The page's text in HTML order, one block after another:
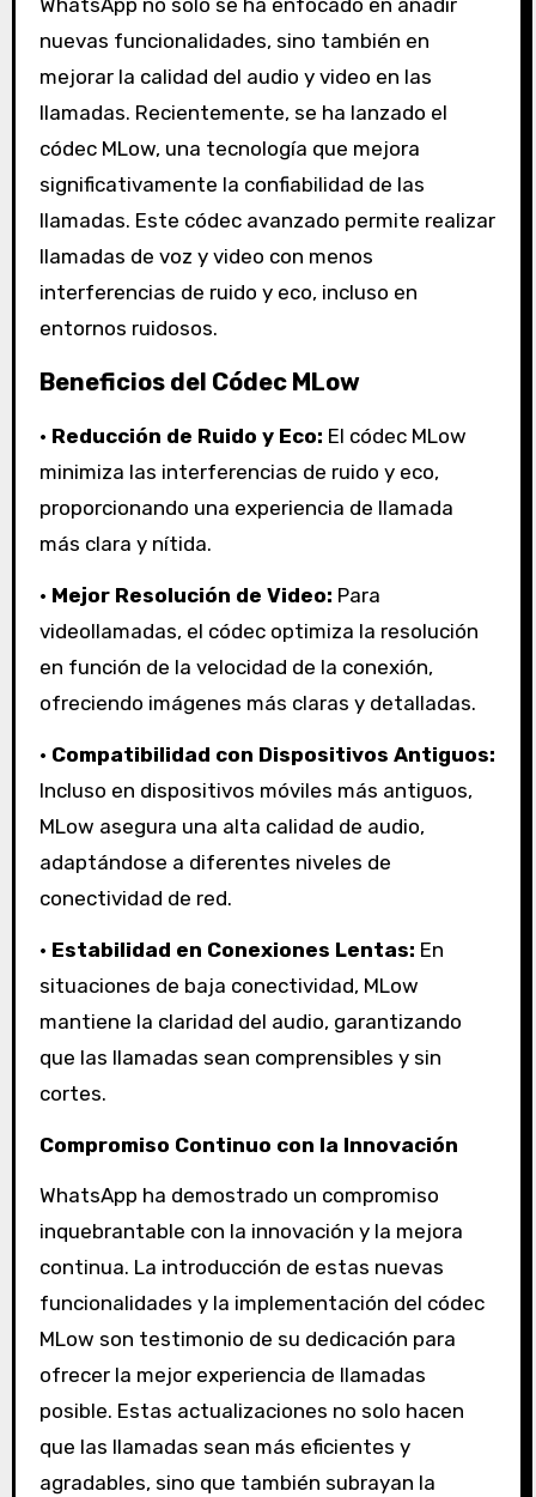
nuevas funcionalidades, sino también en
mejorar la calidad del audio y video en las
llamadas. Recientemente, se ha lanzado el
códec MLow, una tecnología que mejora
significativamente la confiabilidad de las
llamadas. Este códec avanzado permite realizar
llamadas de voz y video con menos
interferencias de ruido y eco, incluso en
entornos ruidosos.
Beneficios del Códec MLow
• Reducción de Ruido y Eco: El códec MLow
minimiza las interferencias de ruido y eco,
proporcionando una experiencia de llamada
más clara y nítida.
• Mejor Resolución de Video: Para
videollamadas, el códec optimiza la resolución
en función de la velocidad de la conexión,
ofreciendo imágenes más claras y detalladas.
• Compatibilidad con Dispositivos Antiguos:
Incluso en dispositivos móviles más antiguos,
MLow asegura una alta calidad de audio,
adaptándose a diferentes niveles de
conectividad de red.
• Estabilidad en Conexiones Lentas: En
situaciones de baja conectividad, MLow
mantiene la claridad del audio, garantizando
que las llamadas sean comprensibles y sin
cortes.
Compromiso Continuo con la Innovación
WhatsApp ha demostrado un compromiso
inquebrantable con la innovación y la mejora
continua. La introducción de estas nuevas
funcionalidades y la implementación del códec
MLow son testimonio de su dedicación para
ofrecer la mejor experiencia de llamadas
posible. Estas actualizaciones no solo hacen
que las llamadas sean más eficientes y
agradables, sino que también subrayan la